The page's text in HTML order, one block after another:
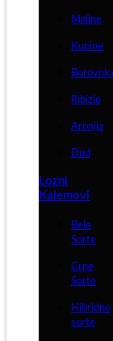
Maline
Kupine
Ribizle
Aronija
Dud
Lozni
Kalemovi
Bele
Sorte
Crne
Sorte
Hibridne
sorte